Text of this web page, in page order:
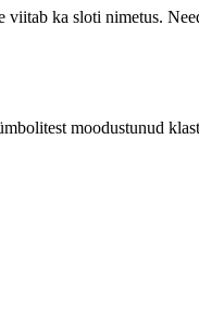
ka sloti nimetus.
moodustunud